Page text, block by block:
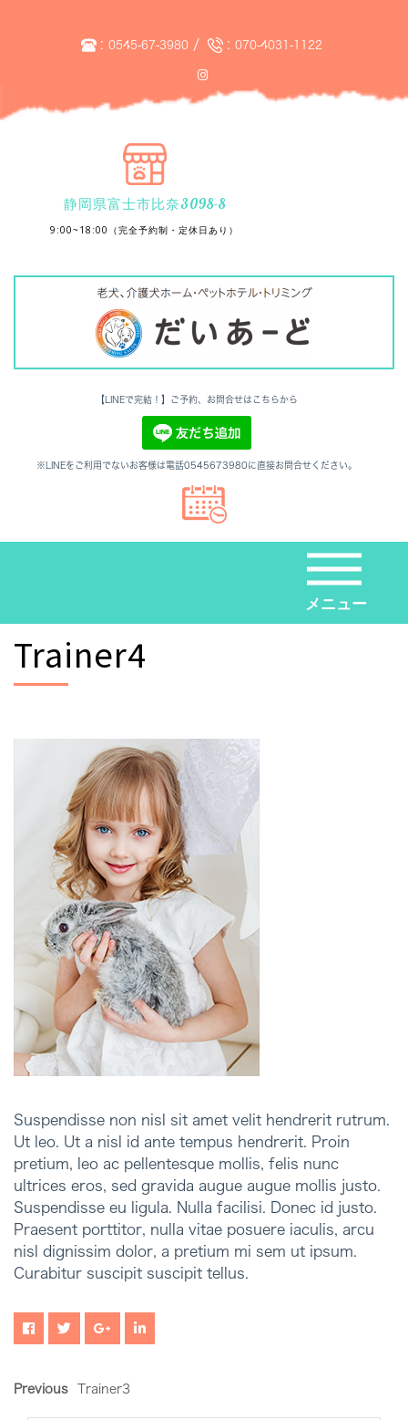
: 0545-67-3980/ : 070-4031-1122
静岡県富士市比奈3098-8
9:00~18:00（完全予約制・定休日あり）
【LINEで完結！】ご予約、お問合せはこちらから
※LINEをご利用でないお客様は電話0545673980に直接お問合せください。
メニュー
Trainer4
Suspendisse non nisl sit amet velit hendrerit rutrum.
Ut leo. Ut a nisl id ante tempus hendrerit. Proin
pretium, leo ac pellentesque mollis, felis nunc
ultrices eros, sed gravida augue augue mollis justo.
Suspendisse eu ligula. Nulla facilisi. Donec id justo.
Praesent porttitor, nulla vitae posuere iaculis, arcu
nisl dignissim dolor, a pretium mi sem ut ipsum.
Curabitur suscipit suscipit tellus.
Previous Trainer3